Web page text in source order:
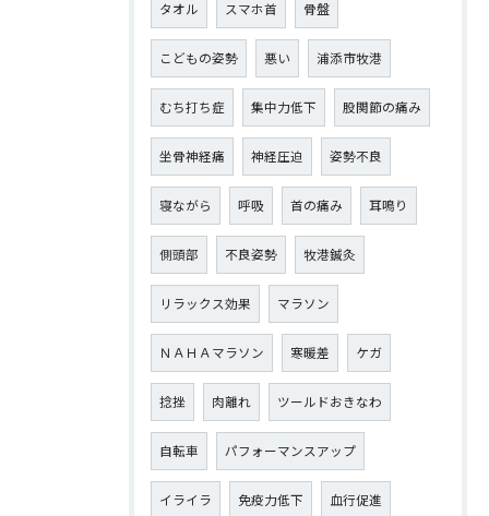
タオル スマホ首 骨盤
こどもの姿勢 悪い 浦添市牧港
むち打ち症 集中力低下 股関節の痛み
坐骨神経痛 神経圧迫 姿勢不良
寝ながら 呼吸 首の痛み 耳鳴り
側頭部 不良姿勢 牧港鍼灸
リラックス効果 マラソン
ＮＡＨＡマラソン 寒暖差 ケガ
捻挫 肉離れ ツールドおきなわ
自転車 パフォーマンスアップ
イライラ 免疫力低下 血行促進